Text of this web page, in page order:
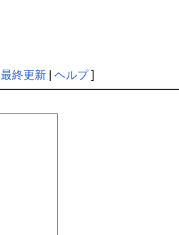
最終更新| ヘルプ]